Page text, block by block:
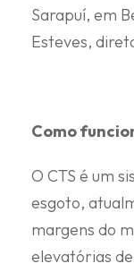
Sarapuí, em
Esteves,
Como
O CTS é um
esgoto,
margens do
elevatórias